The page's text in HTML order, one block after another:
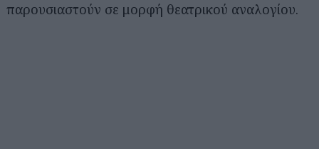
παρουσιαστούν σε μορφή θεατρικού αναλογίου.